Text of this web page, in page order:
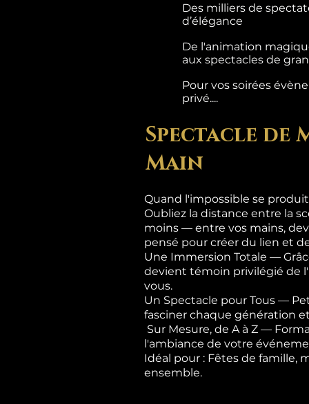
Des milliers de
d’élégance
De l'animation
aux spectacles de
Pour vos soirées
privé....
Spectacle de
Main
Quand l'impossible se
Oubliez la distance entre la
moins — entre vos mains,
pensé pour créer du lien et
Une Immersion Totale —
devient témoin privilégié de
vous.
Un Spectacle pour Tous —
fasciner chaque génération
Sur Mesure, de A à Z —
l'ambiance de votre
Idéal pour : Fêtes de famille,
ensemble.